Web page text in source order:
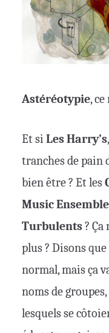
Astéréotypie,
Et si Les Harry’s
tranches de pain
bien être ? Et les
Music Ensemble
Turbulents?
plus ? Disons
normal, mais ça
noms de
lesquels se